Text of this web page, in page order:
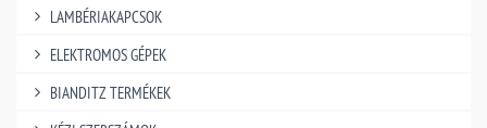
LAMBÉRIAKAPCSOK
ELEKTROMOS GÉPEK
BIANDITZ TERMÉKEK